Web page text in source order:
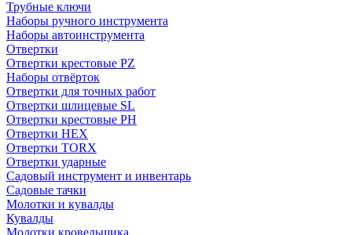
Трубные ключи
Наборы ручного инструмента
Наборы автоинструмента
Отвертки
Отвертки крестовые PZ
Наборы отвёрток
Отвертки для точных работ
Отвертки шлицевые SL
Отвертки крестовые PH
Отвертки HEX
Отвертки TORX
Отвертки ударные
Садовый инструмент и инвентарь
Садовые тачки
Молотки и кувалды
Кувалды
Молотки кровельщика